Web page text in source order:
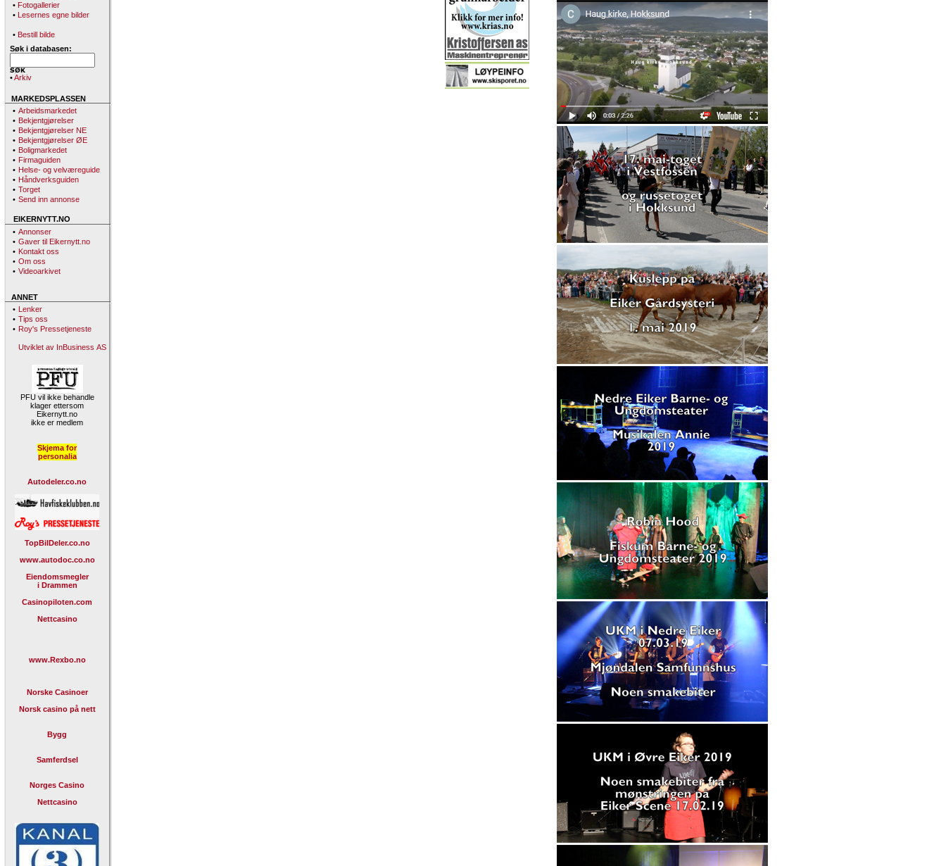
• Fotogallerier
• Lesernes egne bilder
• Bestill bilde
Søk i databasen:
•Arkiv
MARKEDSPLASSEN
• Arbeidsmarkedet
• Bekjentgjørelser
• Bekjentgjørelser NE
• Bekjentgjørelser ØE
• Boligmarkedet
• Firmaguiden
• Helse- og velværeguide
• Håndverksguiden
• Torget
• Send inn annonse
EIKERNYTT.NO
• Annonser
• Gaver til Eikernytt.no
• Kontakt oss
• Om oss
• Videoarkivet
ANNET
• Lenker
• Tips oss
• Roy's Pressetjeneste
Utviklet av InBusiness AS
PFU vil ikke behandle
klager ettersom
Eikernytt.no
ikke er medlem
Skjema for
personalia
Autodeler.co.no
TopBilDeler.co.no
www.autodoc.co.no
Eiendomsmegler
i Drammen
Casinopiloten.com
Nettcasino
www.Rexbo.no
Norske Casinoer
Norsk casino på nett
Bygg
Samferdsel
Norges Casino
Nettcasino